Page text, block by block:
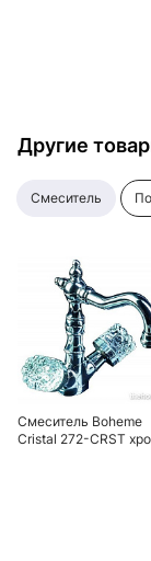
Другие
смеситель
Смеситель Boheme
Cristal 272-CRST